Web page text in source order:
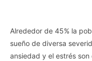
Alrededor de 45% la
sueño de diversa
ansiedad y el estrés